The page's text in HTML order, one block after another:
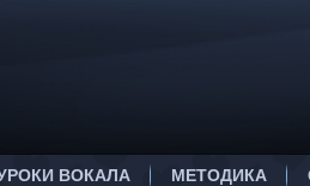
ВОКАЛА МЕТОДИКА